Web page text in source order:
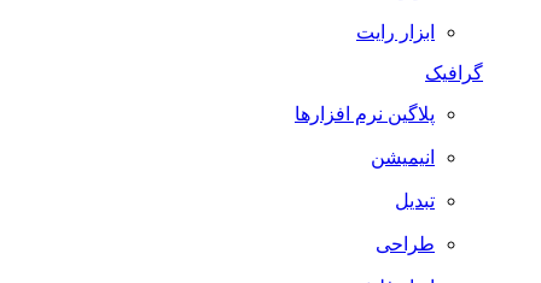
ابزار رایت
گرافیک
پلاگین نرم افزارها
انیمیشن
تبدیل
طراحی